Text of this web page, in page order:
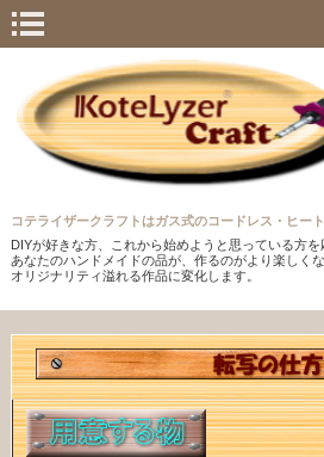
コテライザークラフトはガス式のコードレス・ヒート
DIYが好きな方、これから始めようと思っている方を
あなたのハンドメイドの品が、作るのがより楽しく
オリジナリティ溢れる作品に変化します。